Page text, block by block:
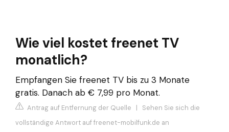
Wie viel kostet freenet TV
monatlich?
Empfangen Sie freenet TV bis zu 3 Monate
gratis. Danach ab € 7,99 pro Monat.
Antrag auf Entfernung der Quelle | Sehen Sie sich die
vollständige Antwort auf freenet-mobilfunk.de an